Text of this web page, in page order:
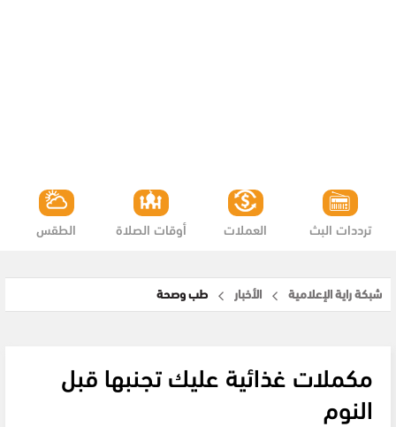
الطقس أوقات الصلاة العملات ترددات البث
شبكة راية الإعلامية الأخبار طب وصحة
مكملات غذائية عليك تجنبها قبل
النوم